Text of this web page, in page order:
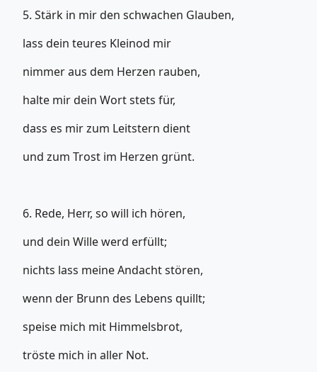
5. Stärk in mir den schwachen Glauben,
lass dein teures Kleinod mir
nimmer aus dem Herzen rauben,
halte mir dein Wort stets für,
dass es mir zum Leitstern dient
und zum Trost im Herzen grünt.
6. Rede, Herr, so will ich hören,
und dein Wille werd erfüllt;
nichts lass meine Andacht stören,
wenn der Brunn des Lebens quillt;
speise mich mit Himmelsbrot,
tröste mich in aller Not.